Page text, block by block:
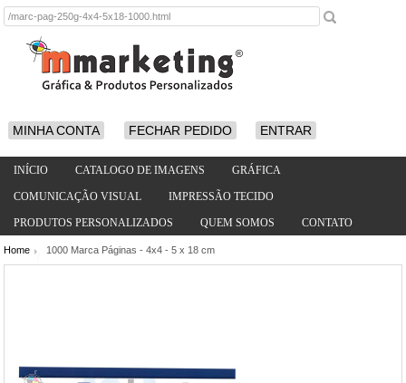
MINHA CONTA FECHAR PEDIDO ENTRAR
INÍCIO CATALOGO DE IMAGENS GRÁFICA
COMUNICAÇÃO VISUAL IMPRESSÃO TECIDO
PRODUTOS PERSONALIZADOS QUEM SOMOS CONTATO
Home 1000 Marca Páginas - 4x4 - 5 x 18 cm